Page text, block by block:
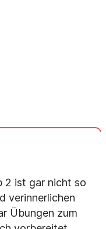
2 ist gar nicht so
verinnerlichen
Übungen zum